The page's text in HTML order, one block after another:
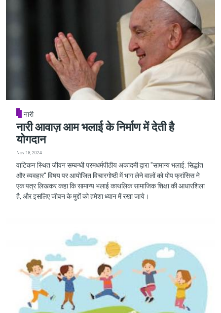
नारी
नारी आवाज़ आम भलाई के निर्माण में देती है
योगदान
Nov 18, 2024
वाटिकन स्थित जीवन सम्बन्धी परमधर्मपीठीय अकादमी द्वारा "सामान्य भलाई: सिद्धांत
और व्यवहार" विषय पर आयोजित विचारगोष्ठी में भाग लेने वालों को पोप फ्रांसिस ने
एक पत्र लिखकर कहा कि सामान्य भलाई काथलिक सामाजिक शिक्षा की आधारशिला
है, और इसलिए जीवन के मुद्दों को हमेशा ध्यान में रखा जाये।